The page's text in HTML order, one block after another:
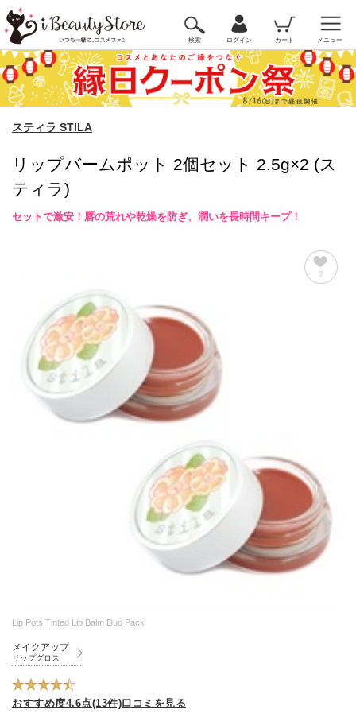
検索 ログイン カート メニュー
スティラ STILA
リップバームポット 2個セット 2.5g×2 (ス
ティラ)
セットで激安！唇の荒れや乾燥を防ぎ、潤いを長時間キープ！
2
Lip Pots Tinted Lip Balm Duo Pack
メイクアップ
リップグロス
おすすめ度4.6点(13件)口コミを見る